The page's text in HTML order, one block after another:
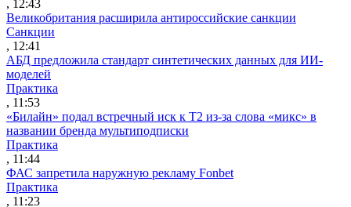
, 12:43
Великобритания расширила антироссийские санкции
Санкции
, 12:41
АБД предложила стандарт синтетических данных для ИИ-
моделей
Практика
, 11:53
«Билайн» подал встречный иск к Т2 из-за слова «микс» в
названии бренда мультиподписки
Практика
, 11:44
ФАС запретила наружную рекламу Fonbet
Практика
, 11:23